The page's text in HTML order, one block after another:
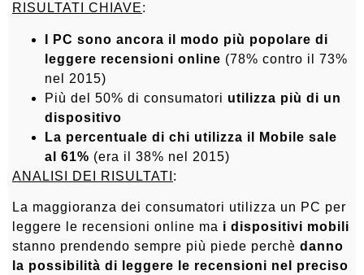
RISULTATI CHIAVE:
I PC sono ancora il modo più popolare di
leggere recensioni online (78% contro il 73%
nel 2015)
Più del 50% di consumatori utilizza più di un
dispositivo
La percentuale di chi utilizza il Mobile sale
al 61% (era il 38% nel 2015)
ANALISI DEI RISULTATI :
La maggioranza dei consumatori utilizza un PC per
leggere le recensioni online ma i dispositivi mobili
stanno prendendo sempre più piede perchè danno
la possibilità di leggere le recensioni nel preciso